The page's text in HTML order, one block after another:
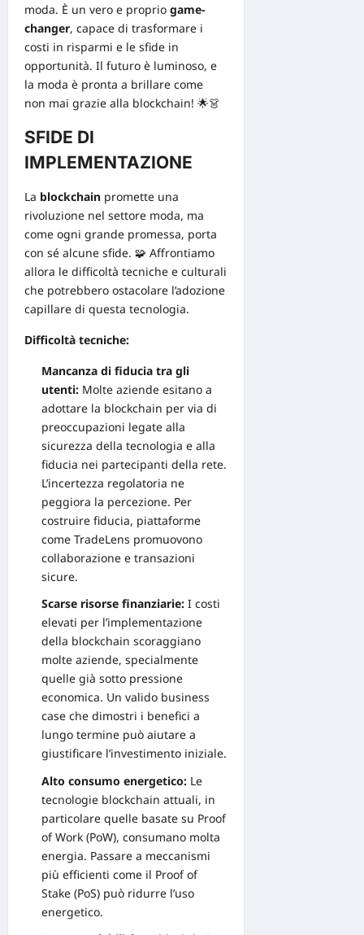
moda. È un vero e proprio game-
changer, capace di trasformare i
costi in risparmi e le sfide in
opportunità. Il futuro è luminoso, e
la moda è pronta a brillare come
non mai grazie alla blockchain! 🌟👗
SFIDE DI
IMPLEMENTAZIONE
La blockchain promette una
rivoluzione nel settore moda, ma
come ogni grande promessa, porta
con sé alcune sfide. 🧩 Affrontiamo
allora le difficoltà tecniche e culturali
che potrebbero ostacolare l’adozione
capillare di questa tecnologia.
Difficoltà tecniche:
Mancanza di fiducia tra gli
utenti: Molte aziende esitano a
adottare la blockchain per via di
preoccupazioni legate alla
sicurezza della tecnologia e alla
fiducia nei partecipanti della rete.
L’incertezza regolatoria ne
peggiora la percezione. Per
costruire fiducia, piattaforme
come TradeLens promuovono
collaborazione e transazioni
sicure.
Scarse risorse finanziarie: I costi
elevati per l’implementazione
della blockchain scoraggiano
molte aziende, specialmente
quelle già sotto pressione
economica. Un valido business
case che dimostri i benefici a
lungo termine può aiutare a
giustificare l’investimento iniziale.
Alto consumo energetico: Le
tecnologie blockchain attuali, in
particolare quelle basate su Proof
of Work (PoW), consumano molta
energia. Passare a meccanismi
più efficienti come il Proof of
Stake (PoS) può ridurre l’uso
energetico.